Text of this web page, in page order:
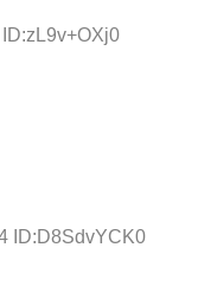
ID:D8SdvYCK0